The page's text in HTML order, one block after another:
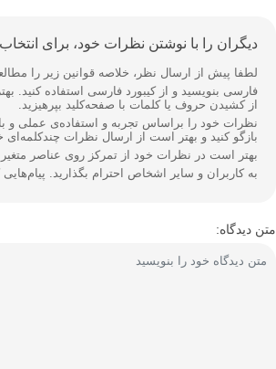
دیگران را با نوشتن نظرات خود، برای
لطفا پیش از ارسال نظر، خلاصه قوانین زیر را
از کشیدن حروف یا کلمات با صفحه‌کلید بپرهیزید.
نظرات خود را براساس تجربه و استفاده‌ی عملی و
بازگو کنید و بهتر است از ارسال نظرات چندکلمه‌‌ای
بهتر است در نظرات خود از تمرکز روی عناصر متغیر
به کاربران و سایر اشخاص احترام بگذارید.
متن دیدگاه: